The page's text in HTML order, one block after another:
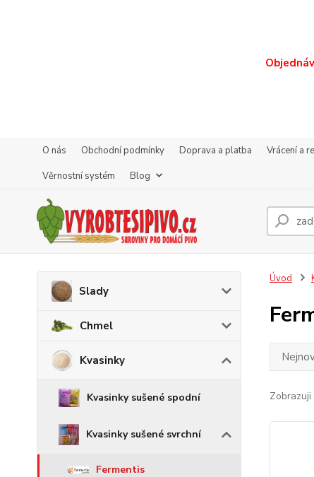
O nás Obchodní podmínky Doprava a platba Vrácení a
Věrnostní systém
Blog
Slady
Chmel
Kvasinky
Kvasinky sušené spodní
Kvasinky sušené svrchní
Fermentis
Úvod